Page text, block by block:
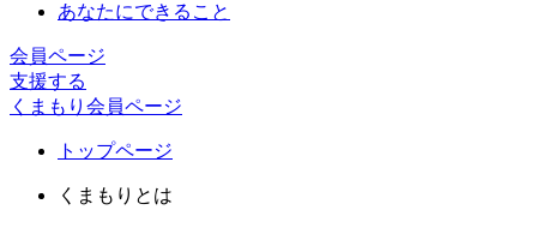
あなたにできること
会員ページ
支援する
くまもり会員ページ
トップページ
くまもりとは